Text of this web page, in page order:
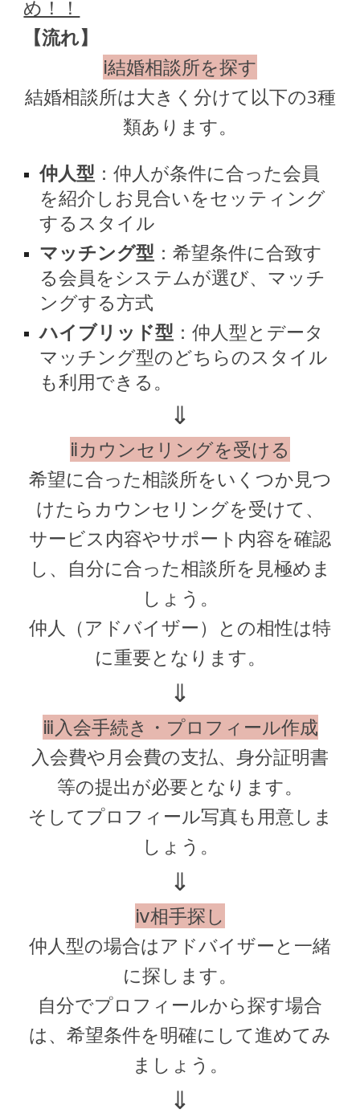
め！！
【流れ】
ⅰ結婚相談所を探す
結婚相談所は大きく分けて以下の3種
類あります。
仲人型 ：仲人が条件に合った会員
を紹介しお見合いをセッティング
するスタイル
マッチング型 ：希望条件に合致す
る会員をシステムが選び、マッチ
ングする方式
ハイブリッド型 ：仲人型とデータ
マッチング型のどちらのスタイル
も利用できる。
⇓
ⅱカウンセリングを受ける
希望に合った相談所をいくつか見つ
けたらカウンセリングを受けて、
サービス内容やサポート内容を確認
し、自分に合った相談所を見極めま
しょう。
仲人（アドバイザー）との相性は特
に重要となります。
⇓
ⅲ入会手続き・プロフィール作成
入会費や月会費の支払、身分証明書
等の提出が必要となります。
そしてプロフィール写真も用意しま
しょう。
⇓
ⅳ相手探し
仲人型の場合はアドバイザーと一緒
に探します。
自分でプロフィールから探す場合
は、希望条件を明確にして進めてみ
ましょう。
⇓